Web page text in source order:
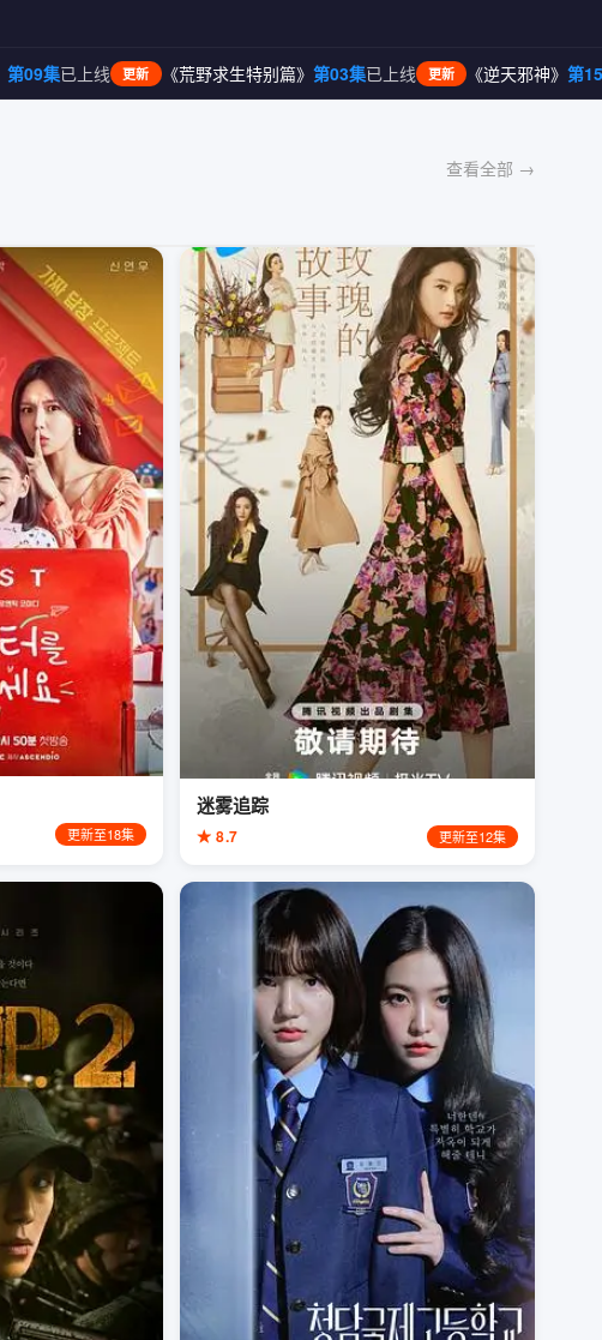
《荒野求生特别篇》 第03集已上线 更新 《逆天邪神》 第156集已上线 更新
查看全部 →
更新至18集
迷雾追踪
★ 8.7 更新至12集